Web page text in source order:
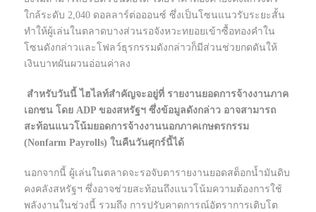
ใกล้ระดับ 2,040 ดอลลาร์ต่อออนซ์ ซึ่งเป็นโซนแนวรับระยะสั้น
ทำให้ผู้เล่นในตลาดบางส่วนรอจังหวะทยอยเข้าซื้อทองคำใน
โซนดังกล่าวและโฟลว์ธุรกรรมดังกล่าวก็มีส่วนช่วยกดดันให้
เงินบาทผันผวนอ่อนค่าลง
สำหรับวันนี้ ไฮไลท์สำคัญจะอยู่ที่ รายงานยอดการจ้างงานภาค
เอกชน โดย ADP ของสหรัฐฯ ซึ่งข้อมูลดังกล่าว อาจสามารถ
สะท้อนแนวโน้มยอดการจ้างงานนอกภาคเกษตรกรรม
(Nonfarm Payrolls) ในคืนวันศุกร์นี้ได้
นอกจากนี้ ผู้เล่นในตลาดจะรอจับตารายงานยอดสต็อกน้ำมันดิบ
คงคลังสหรัฐฯ ซึ่งอาจช่วยสะท้อนถึงแนวโน้มความต้องการใช้
พลังงานในช่วงนี้ รวมถึง การปรับคาดการณ์อัตราการเติบโต